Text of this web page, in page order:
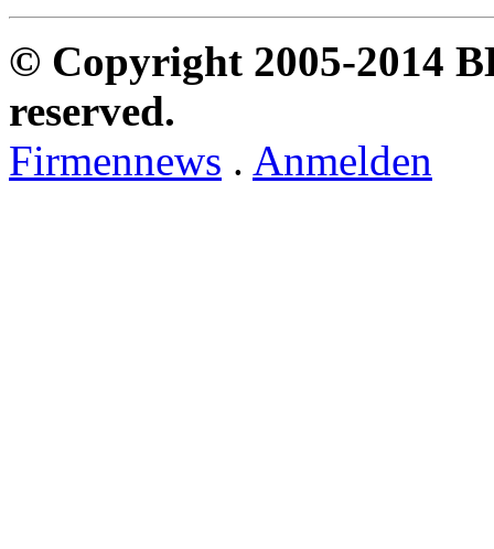
© Copyright 2005-2014
reserved.
Firmennews . Anmelden